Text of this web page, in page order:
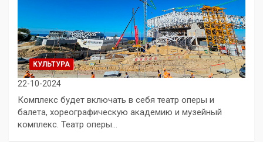
КУЛЬТУРА
22-10-2024
Комплекс будет включать в себя театр оперы и
балета, хореографическую академию и музейный
комплекс. Театр оперы…